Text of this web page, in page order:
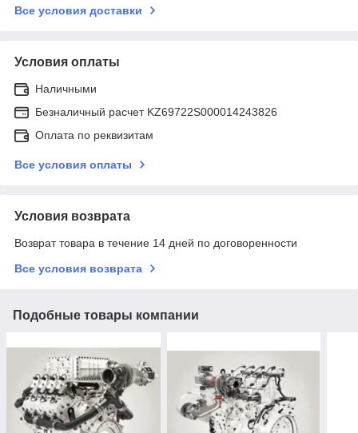
Все условия доставки
Условия оплаты
Наличными
Безналичный расчет KZ69722S000014243826
Оплата по реквизитам
Все условия оплаты
Условия возврата
Возврат товара в течение 14 дней по договоренности
Все условия возврата
Подобные товары компании